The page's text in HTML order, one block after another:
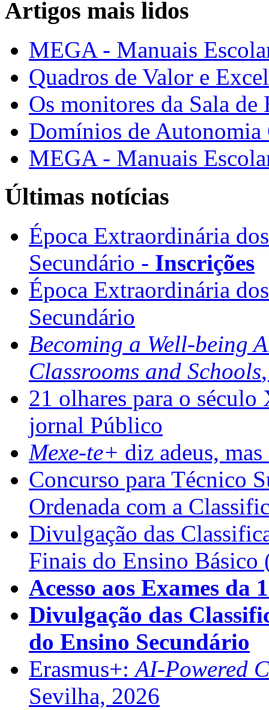
Artigos mais lidos
MEGA - Manuais
Quadros de Valor e
Os monitores da Sala de
Domínios de Autonomia
MEGA - Manuais
Últimas notícias
Época Extraordinária
Secundário - Inscrições
Época Extraordinária
Secundário
Becoming a Well-being
Classrooms and Schools
21 olhares para o
jornal Público
Mexe-te+ diz adeus,
Concurso para Técnico
Ordenada com a
Divulgação das
Finais do Ensino Básico
Acesso aos Exames da
Divulgação das
do Ensino Secundário
Erasmus+:AI-Powered
Sevilha, 2026